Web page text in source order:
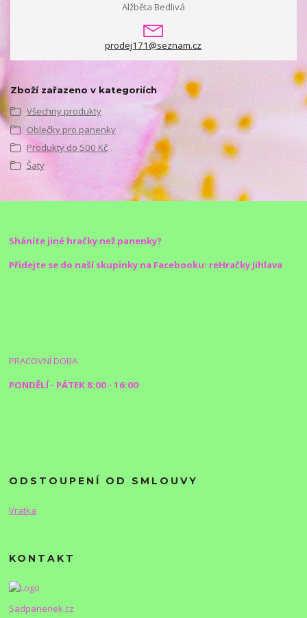
Alžběta Bedlivá
prodej171@seznam.cz
Zboží zařazeno v kategoriích
Všechny produkty
Oblečky pro panenky
Produkty do 500 Kč
Šaty
Sháníte jiné hračky než panenky?
Přidejte se do naší skupinky na Facebooku: reHračky Jihlava
PRACOVNÍ DOBA
PONDĚLÍ - PÁTEK 8:00 - 16:00
ODSTOUPENÍ OD SMLOUVY
Vratka
KONTAKT
Sadpanenek.cz